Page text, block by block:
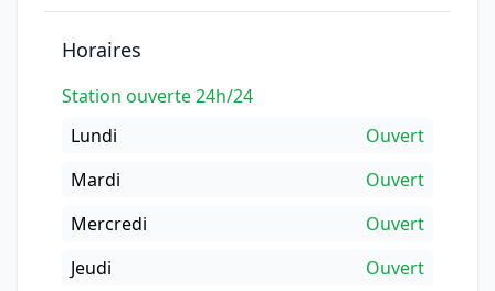
Horaires
Station ouverte 24h/24
Lundi
Ouvert
Mardi
Ouvert
Mercredi
Ouvert
Jeudi
Ouvert